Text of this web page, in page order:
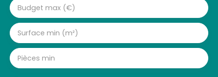
Budget max (€)
Surface min (m²)
Pièces min